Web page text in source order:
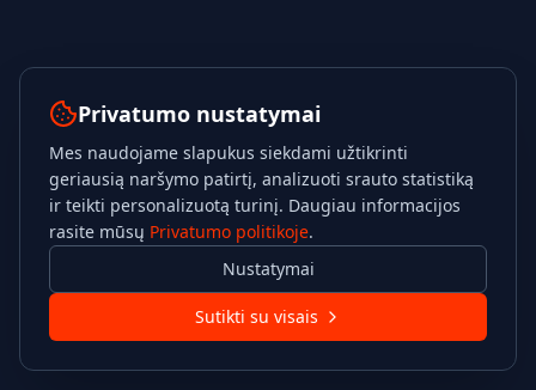
Privatumo nustatymai
Mes naudojame slapukus siekdami užtikrinti
geriausią naršymo patirtį, analizuoti srauto statistiką
ir teikti personalizuotą turinį. Daugiau informacijos
rasite mūsų Privatumo politikoje.
Nustatymai
Sutikti su visais